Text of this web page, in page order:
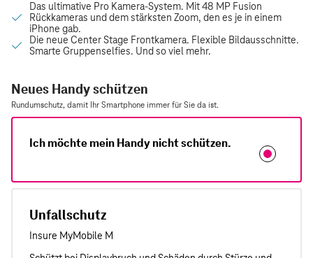
Neues Handy schützen
Rundumschutz, damit Ihr Smartphone immer für Sie da ist.
Ich möchte mein Handy nicht schützen.
Unfallschutz